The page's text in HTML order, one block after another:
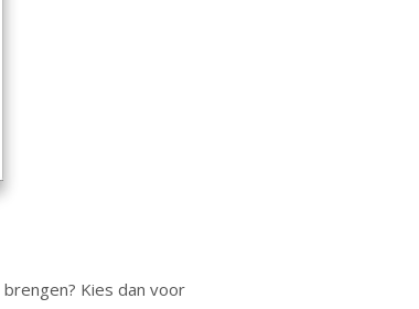
brengen? Kies dan voor